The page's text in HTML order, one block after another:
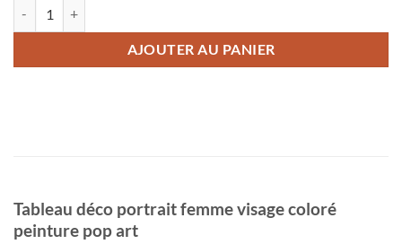
AJOUTER AU PANIER
Tableau déco portrait femme visage coloré
peinture pop art